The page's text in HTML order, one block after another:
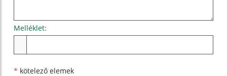
Melléklet:
* kötelező elemek